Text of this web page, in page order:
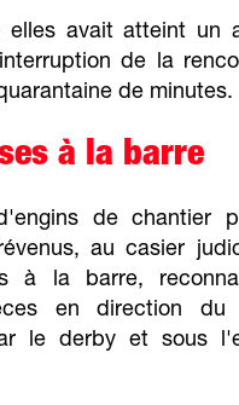
elles avait atteint un
de la
de minutes.
à la barre
de chantier
au casier
à la barre,
en direction du
le derby et sous